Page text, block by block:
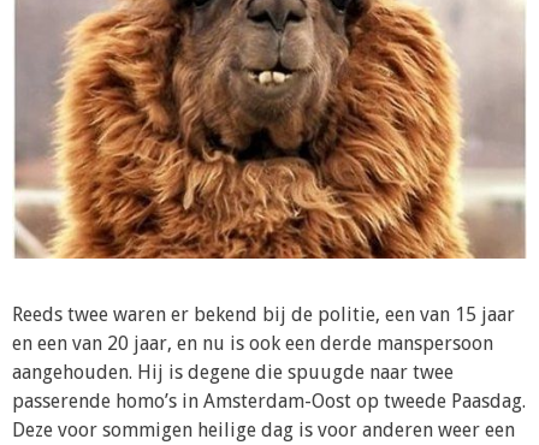
Reeds twee waren er bekend bij de politie, een van 15 jaar
en een van 20 jaar, en nu is ook een derde manspersoon
aangehouden. Hij is degene die spuugde naar twee
passerende homo’s in Amsterdam-Oost op tweede Paasdag.
Deze voor sommigen heilige dag is voor anderen weer een